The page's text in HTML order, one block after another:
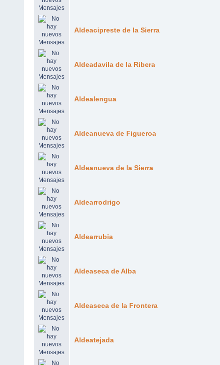
Aldeacipreste de la Sierra
Aldeadavila de la Ribera
Aldealengua
Aldeanueva de Figueroa
Aldeanueva de la Sierra
Aldearrodrigo
Aldearrubia
Aldeaseca de Alba
Aldeaseca de la Frontera
Aldeatejada